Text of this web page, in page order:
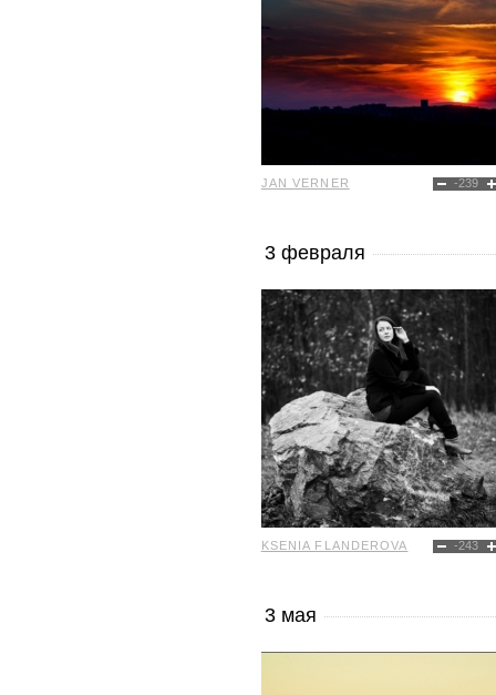
-239
JAN VERNER
3 февраля
-243
KSENIA FLANDEROVA
3 мая